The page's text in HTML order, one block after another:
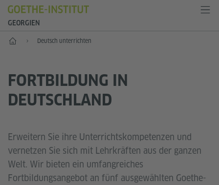
GEORGIEN
Start Deutsch unterrichten
FORTBILDUNG IN
DEUTSCHLAND
Erweitern Sie ihre Unterrichtskompetenzen und
vernetzen Sie sich mit Lehrkräften aus der ganzen
Welt. Wir bieten ein umfangreiches
Fortbildungsangebot an fünf ausgewählten Goethe-